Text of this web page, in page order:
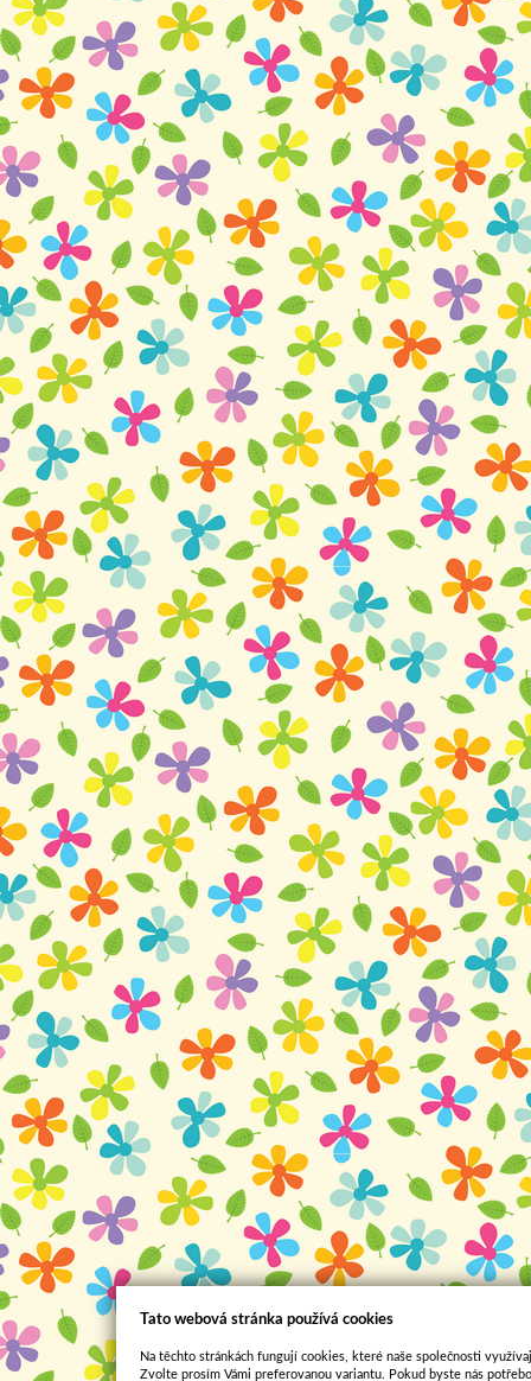
Tato webová stránka používá cookies
Na těchto stránkách fungují cookies, které naše společnosti
Zvolte prosím Vámi preferovanou variantu. Pokud byste nás